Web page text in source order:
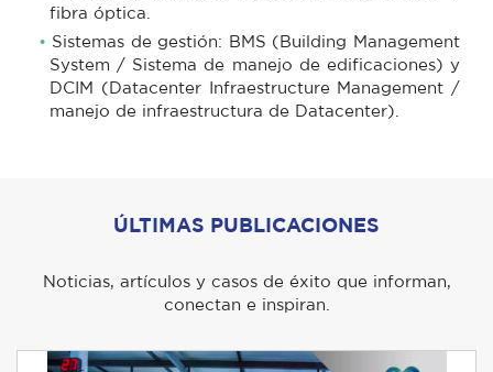
fibra óptica.
Sistemas de gestión: BMS (Building Management
System / Sistema de manejo de edificaciones) y
DCIM (Datacenter Infraestructure Management /
manejo de infraestructura de Datacenter).
ÚLTIMAS PUBLICACIONES
Noticias, artículos y casos de éxito que informan,
conectan e inspiran.